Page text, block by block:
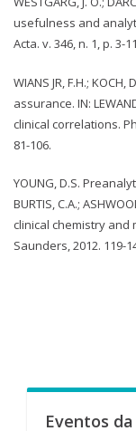
usefulness and
Acta. v. 346, n. 1, p. 3-
WIANS JR, F.H.;
assurance. IN:
clinical correlations.
81-106.
YOUNG, D.S.
BURTIS, C.A.;
clinical chemistry and
Saunders, 2012. 119-
Eventos